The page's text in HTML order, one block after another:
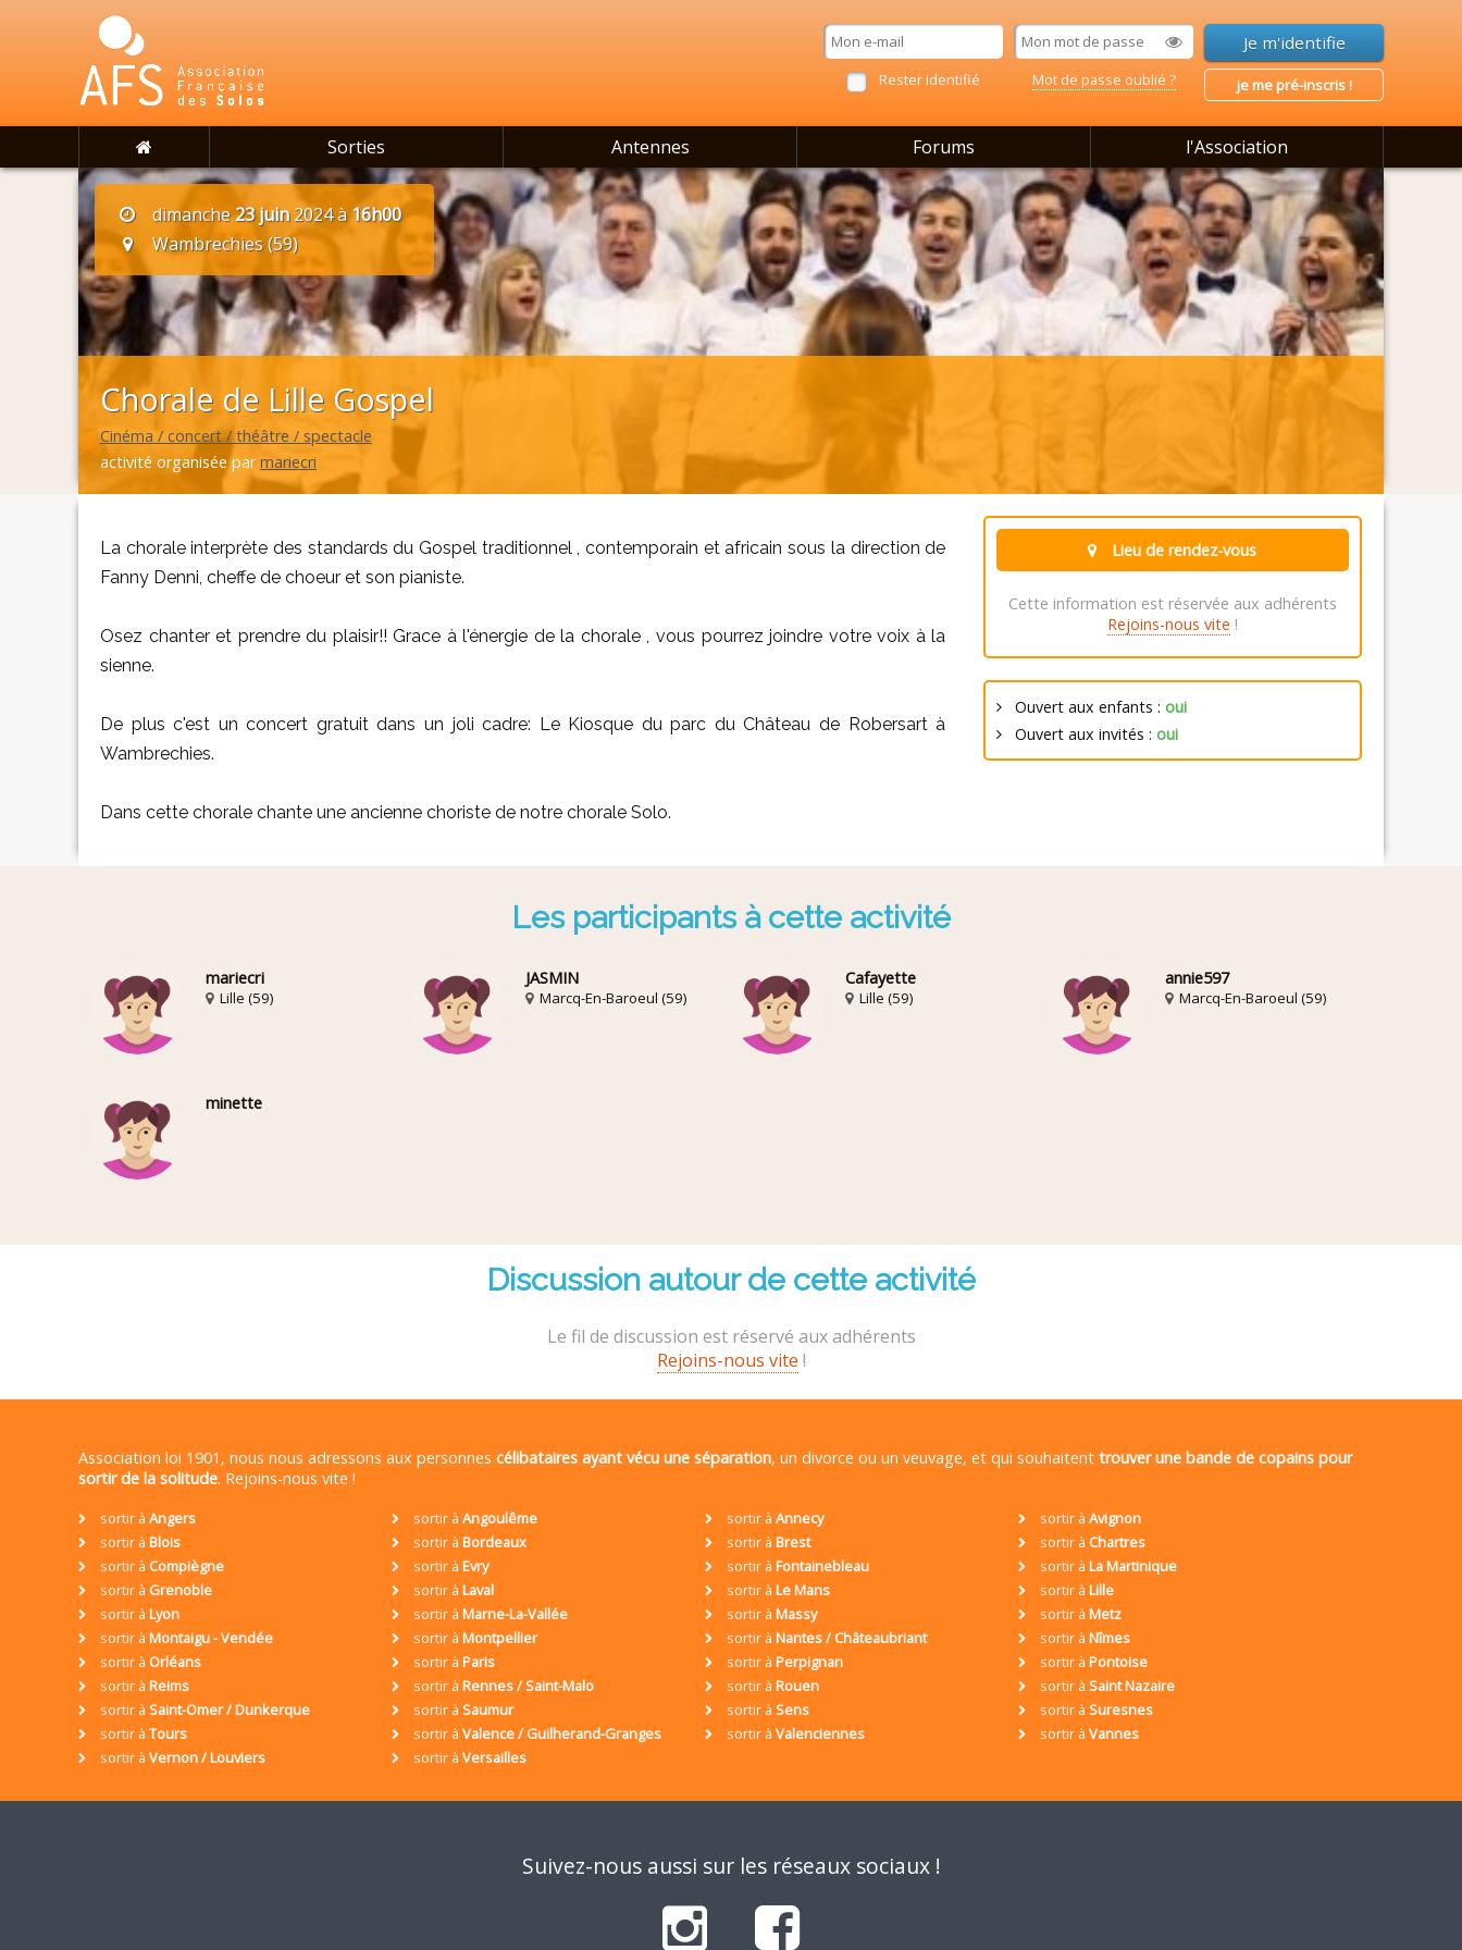
Rester identifié Mot de passe oublié ? je me pré-inscris !
Sorties Antennes Forums l'Association
dimanche23 juin2024 à16h00
Wambrechies (59)
Chorale de Lille Gospel
Cinéma / concert / théâtre / spectacle
activité organisée parmariecri
La chorale interprète des standards du Gospel traditionnel , contemporain et africain sous la direction de
Fanny Denni, cheffe de choeur et son pianiste.
Osez chanter et prendre du plaisir!! Grace à l'énergie de la chorale , vous pourrez joindre votre voix à la
sienne.
De plus c'est un concert gratuit dans un joli cadre: Le Kiosque du parc du Château de Robersart à
Wambrechies.
Dans cette chorale chante une ancienne choriste de notre chorale Solo.
Lieu de rendez-vous
Cette information est réservée aux adhérents
Rejoins-nous vite !
Ouvert aux enfants : oui
Ouvert aux invités : oui
Les participants à cette activité
mariecri
Lille (59)
JASMIN
Marcq-En-Baroeul (59)
Cafayette
Lille (59)
annie597
Marcq-En-Baroeul (59)
minette
Discussion autour de cette activité
Le fil de discussion est réservé aux adhérents
Rejoins-nous vite !
Association loi 1901, nous nous adressons aux personnes célibataires ayant vécu une séparation, un divorce ou un veuvage, et qui souhaitent trouver une bande de copains pour
sortir de la solitude. Rejoins-nous vite !
sortir à Angers sortir à Angoulême sortir à Annecy sortir à Avignon
sortir à Blois sortir à Bordeaux sortir à Brest sortir à Chartres
sortir à Compiègne sortir à Evry sortir à Fontainebleau sortir à La Martinique
sortir à Grenoble sortir à Laval sortir à Le Mans sortir à Lille
sortir à Lyon sortir à Marne-La-Vallée sortir à Massy sortir à Metz
sortir à Montaigu - Vendée sortir à Montpellier sortir à Nantes / Châteaubriant sortir à Nîmes
sortir à Orléans sortir à Paris sortir à Perpignan sortir à Pontoise
sortir à Reims sortir à Rennes / Saint-Malo sortir à Rouen sortir à Saint Nazaire
sortir à Saint-Omer / Dunkerque sortir à Saumur sortir à Sens sortir à Suresnes
sortir à Tours sortir à Valence / Guilherand-Granges sortir à Valenciennes sortir à Vannes
sortir à Vernon / Louviers sortir à Versailles
Suivez-nous aussi sur les réseaux sociaux !